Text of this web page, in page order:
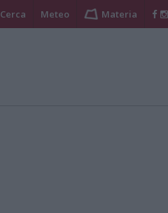
Cerca Meteo Materia